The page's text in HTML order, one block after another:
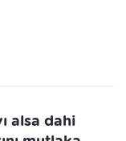
alsa dahi